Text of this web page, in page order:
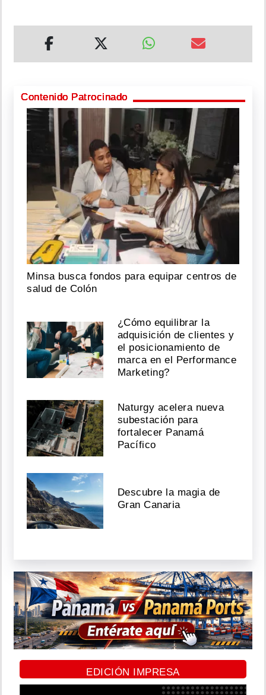
Contenido Patrocinado
Minsa busca fondos para equipar centros de
salud de Colón
¿Cómo equilibrar la
adquisición de clientes y
el posicionamiento de
marca en el Performance
Marketing?
Naturgy acelera nueva
subestación para
fortalecer Panamá
Pacífico
Descubre la magia de
Gran Canaria
EDICIÓN IMPRESA